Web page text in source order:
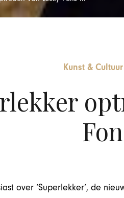
Kunst & Cultuur
over‘Superlekker’,de